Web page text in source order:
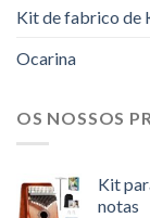
Kit de fabrico de
Ocarina
OS NOSSOS
Kit
notas